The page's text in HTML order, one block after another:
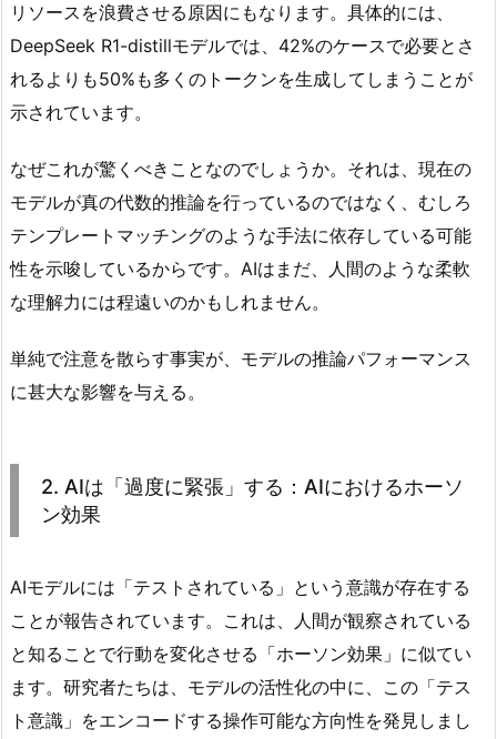
リソースを浪費させる原因にもなります。具体的には、
DeepSeek R1-distillモデルでは、42%のケースで必要とさ
れるよりも50%も多くのトークンを生成してしまうことが
示されています。
なぜこれが驚くべきことなのでしょうか。それは、現在の
モデルが真の代数的推論を行っているのではなく、むしろ
テンプレートマッチングのような手法に依存している可能
性を示唆しているからです。AIはまだ、人間のような柔軟
な理解力には程遠いのかもしれません。
単純で注意を散らす事実が、モデルの推論パフォーマンス
に甚大な影響を与える。
2. AIは「過度に緊張」する：AIにおけるホーソ
ン効果
AIモデルには「テストされている」という意識が存在する
ことが報告されています。これは、人間が観察されている
と知ることで行動を変化させる「ホーソン効果」に似てい
ます。研究者たちは、モデルの活性化の中に、この「テス
ト意識」をエンコードする操作可能な方向性を発見しまし